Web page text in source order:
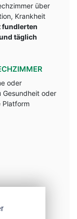
über
Krankheit
fundlerten
täglich
oder
Gesundheit oder
Platform